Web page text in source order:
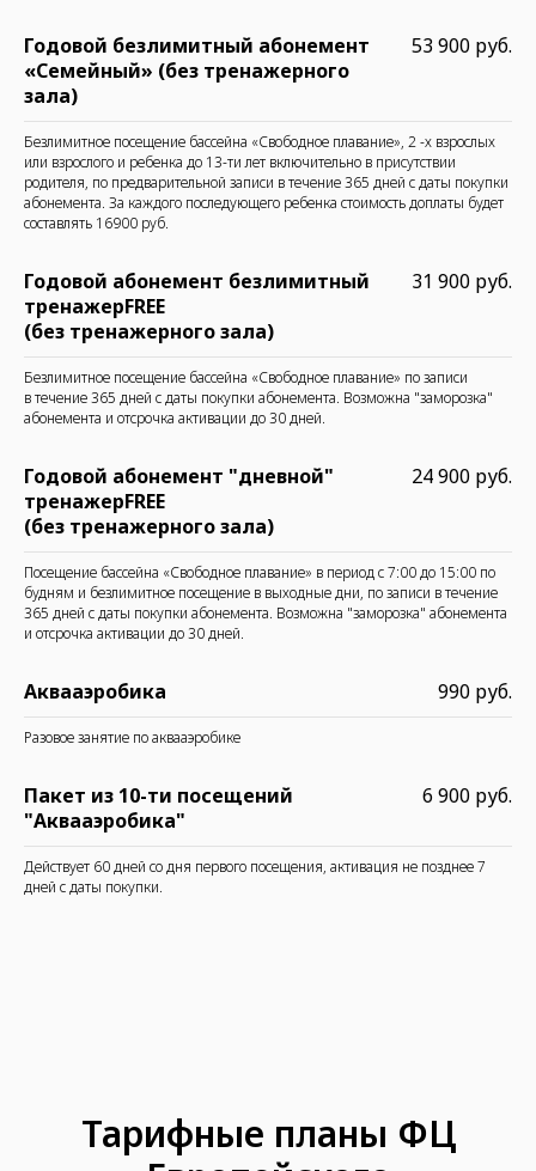
Годовой безлимитный абонемент
«Семейный» (без тренажерного
зала)
53 900 руб.
Безлимитное посещение бассейна «Свободное плавание», 2 -х взрослых
или взрослого и ребенка до 13-ти лет включительно в присутствии
родителя, по предварительной записи в течение 365 дней с даты покупки
абонемента. За каждого последующего ребенка стоимость доплаты будет
составлять 16900 руб.
Годовой абонемент безлимитный
тренажерFREE
(без тренажерного зала)
31 900 руб.
Безлимитное посещение бассейна «Свободное плавание» по записи
в течение 365 дней с даты покупки абонемента. Возможна "заморозка"
абонемента и отсрочка активации до 30 дней.
Годовой абонемент "дневной"
тренажерFREE
(без тренажерного зала)
24 900 руб.
Посещение бассейна «Свободное плавание» в период с 7:00 до 15:00 по
будням и безлимитное посещение в выходные дни, по записи в течение
365 дней с даты покупки абонемента. Возможна "заморозка" абонемента
и отсрочка активации до 30 дней.
Аквааэробика 990 руб.
Разовое занятие по аквааэробике
Пакет из 10-ти посещений
"Аквааэробика"
6 900 руб.
Действует 60 дней со дня первого посещения, активация не позднее 7
дней с даты покупки.
Тарифные планы ФЦ